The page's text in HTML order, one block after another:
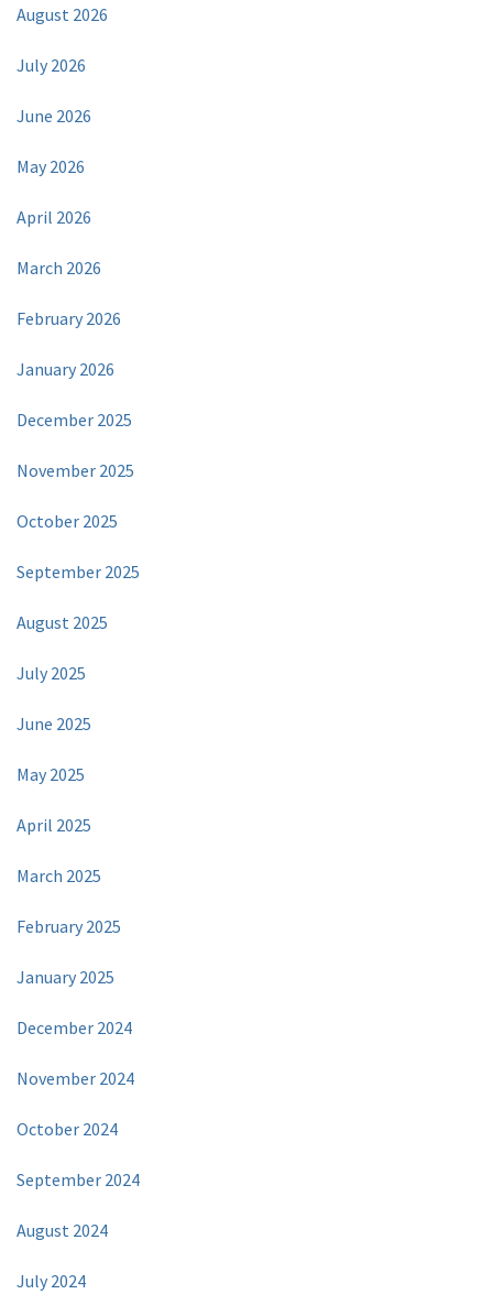
August 2026
July 2026
June 2026
May 2026
April 2026
March 2026
February 2026
January 2026
December 2025
November 2025
October 2025
September 2025
August 2025
July 2025
June 2025
May 2025
April 2025
March 2025
February 2025
January 2025
December 2024
November 2024
October 2024
September 2024
August 2024
July 2024